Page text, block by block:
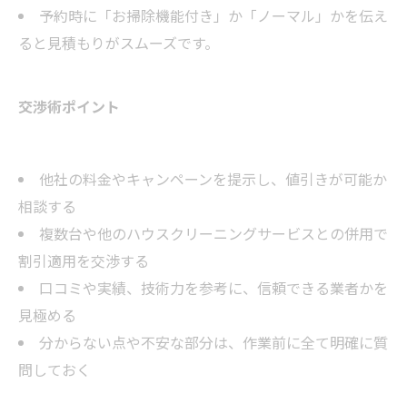
予約時に「お掃除機能付き」か「ノーマル」かを伝え
ると見積もりがスムーズです。
交渉術ポイント
他社の料金やキャンペーンを提示し、値引きが可能か
相談する
複数台や他のハウスクリーニングサービスとの併用で
割引適用を交渉する
口コミや実績、技術力を参考に、信頼できる業者かを
見極める
分からない点や不安な部分は、作業前に全て明確に質
問しておく